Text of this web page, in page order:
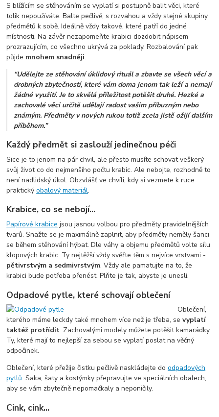
S blížícím se stěhováním se vyplatí si postupně balit věci, které
tolik nepoužíváte. Balte pečlivě, s rozvahou a vždy stejné skupiny
předmětů k sobě. Ideálně vždy takové, které patří do jedné
místnosti. Na závěr nezapomeňte krabici dozdobit nápisem
prozrazujícím, co všechno ukrývá za poklady. Rozbalování pak
půjde mnohem snadněji.
“Udělejte ze stěhování úklidový rituál a zbavte se všech věcí a
drobných zbytečností, které vám doma jenom tak leží a nemají
žádné využití. Je to skvělá příležitost potěšit druhé. Hezké a
zachovalé věci určitě udělají radost vašim příbuzným nebo
známým. Předměty v nových rukou totiž zcela jistě ožijí dalším
příběhem.”
Každý předmět si zaslouží jedinečnou péči
Sice je to jenom na pár chvil, ale přesto musíte schovat veškerý
svůj život co do nejmenšího počtu krabic. Ale nebojte, rozhodně to
není nadlidský úkol. Obzvlášť ve chvíli, kdy si vezmete k ruce
praktickýobalový materiál.
Krabice, co se nebojí...
Papírové krabice jsou jasnou volbou pro předměty pravidelnějších
tvarů. Snažte se je maximálně zaplnit, aby předměty neměly šanci
se během stěhování hýbat. Dle váhy a objemu předmětů volte sílu
klopových krabic. Ty nejtěžší vždy svěřte těm s nejvíce vrstvami -
pětivrstvým a sedmivrstvým. Vždy ale pamatujte na to, že
krabici bude potřeba přenést. Plňte je tak, abyste je unesli.
Odpadové pytle, které schovají oblečení
Oblečení,
kterého máme leckdy také mnohem více než je třeba, sevyplatí
taktéž protřídit. Zachovalými modely můžete potěšit kamarádky.
Ty, které mají to nejlepší za sebou se vyplatí poslat na věčný
odpočinek.
Oblečení, které přežije čistku pečlivě naskládejte doodpadových
pytlů. Saka, šaty a kostýmky přepravujte ve speciálních obalech,
aby se vám zbytečně nepomačkaly a neponičily.
Cink, cink...